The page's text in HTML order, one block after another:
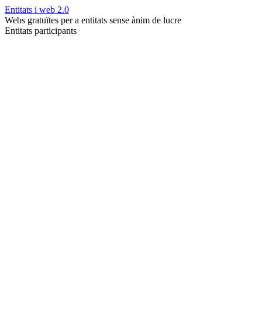
Entitats i web 2.0
Webs gratuïtes per a entitats sense ànim de lucre
Entitats participants